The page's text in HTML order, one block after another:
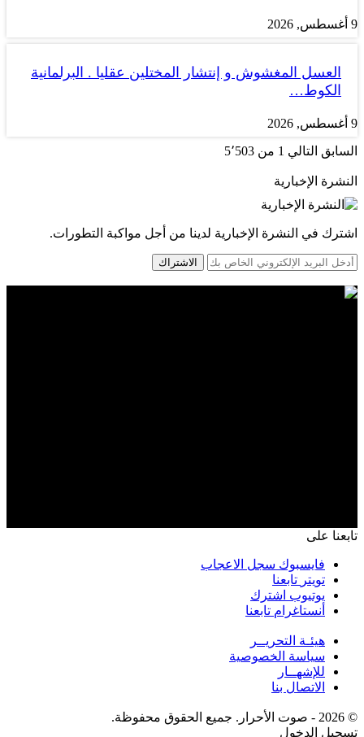
9 أغسطس, 2026
العسل المغشوش و إنتشار المختلين عقليا . البرلمانية
الكوط…
9 أغسطس, 2026
السابق التالي 1 من 5٬503
النشرة الإخبارية
اشترك في النشرة الإخبارية لدينا من أجل مواكبة التطورات.
الاشتراك
تابعنا على
فايسبوك سجل الاعجاب
تويتر تابعنا
يوتيوب اشترك
أنستاغرام تابعنا
هيئـة التحريــر
سياسة الخصوصية
للإشهــار
الاتصال بنا
© 2026 - صوت الأحرار. جميع الحقوق محفوظة.
تسجيل الدخول